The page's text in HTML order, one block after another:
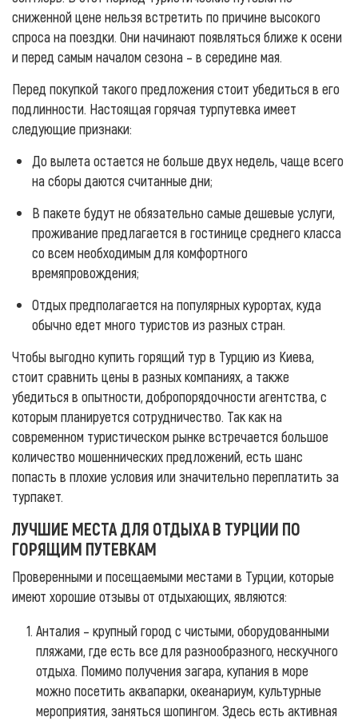
сниженной цене нельзя встретить по причине высокого
спроса на поездки. Они начинают появляться ближе к осени
и перед самым началом сезона – в середине мая.
Перед покупкой такого предложения стоит убедиться в его
подлинности. Настоящая горячая турпутевка имеет
следующие признаки:
До вылета остается не больше двух недель, чаще всего
на сборы даются считанные дни;
В пакете будут не обязательно самые дешевые услуги,
проживание предлагается в гостинице среднего класса
со всем необходимым для комфортного
времяпровождения;
Отдых предполагается на популярных курортах, куда
обычно едет много туристов из разных стран.
Чтобы выгодно купить горящий тур в Турцию из Киева,
стоит сравнить цены в разных компаниях, а также
убедиться в опытности, добропорядочности агентства, с
которым планируется сотрудничество. Так как на
современном туристическом рынке встречается большое
количество мошеннических предложений, есть шанс
попасть в плохие условия или значительно переплатить за
турпакет.
ЛУЧШИЕ МЕСТА ДЛЯ ОТДЫХА В ТУРЦИИ ПО
ГОРЯЩИМ ПУТЕВКАМ
Проверенными и посещаемыми местами в Турции, которые
имеют хорошие отзывы от отдыхающих, являются:
Анталия – крупный город с чистыми, оборудованными
пляжами, где есть все для разнообразного, нескучного
отдыха. Помимо получения загара, купания в море
можно посетить аквапарки, океанариум, культурные
мероприятия, заняться шопингом. Здесь есть активная